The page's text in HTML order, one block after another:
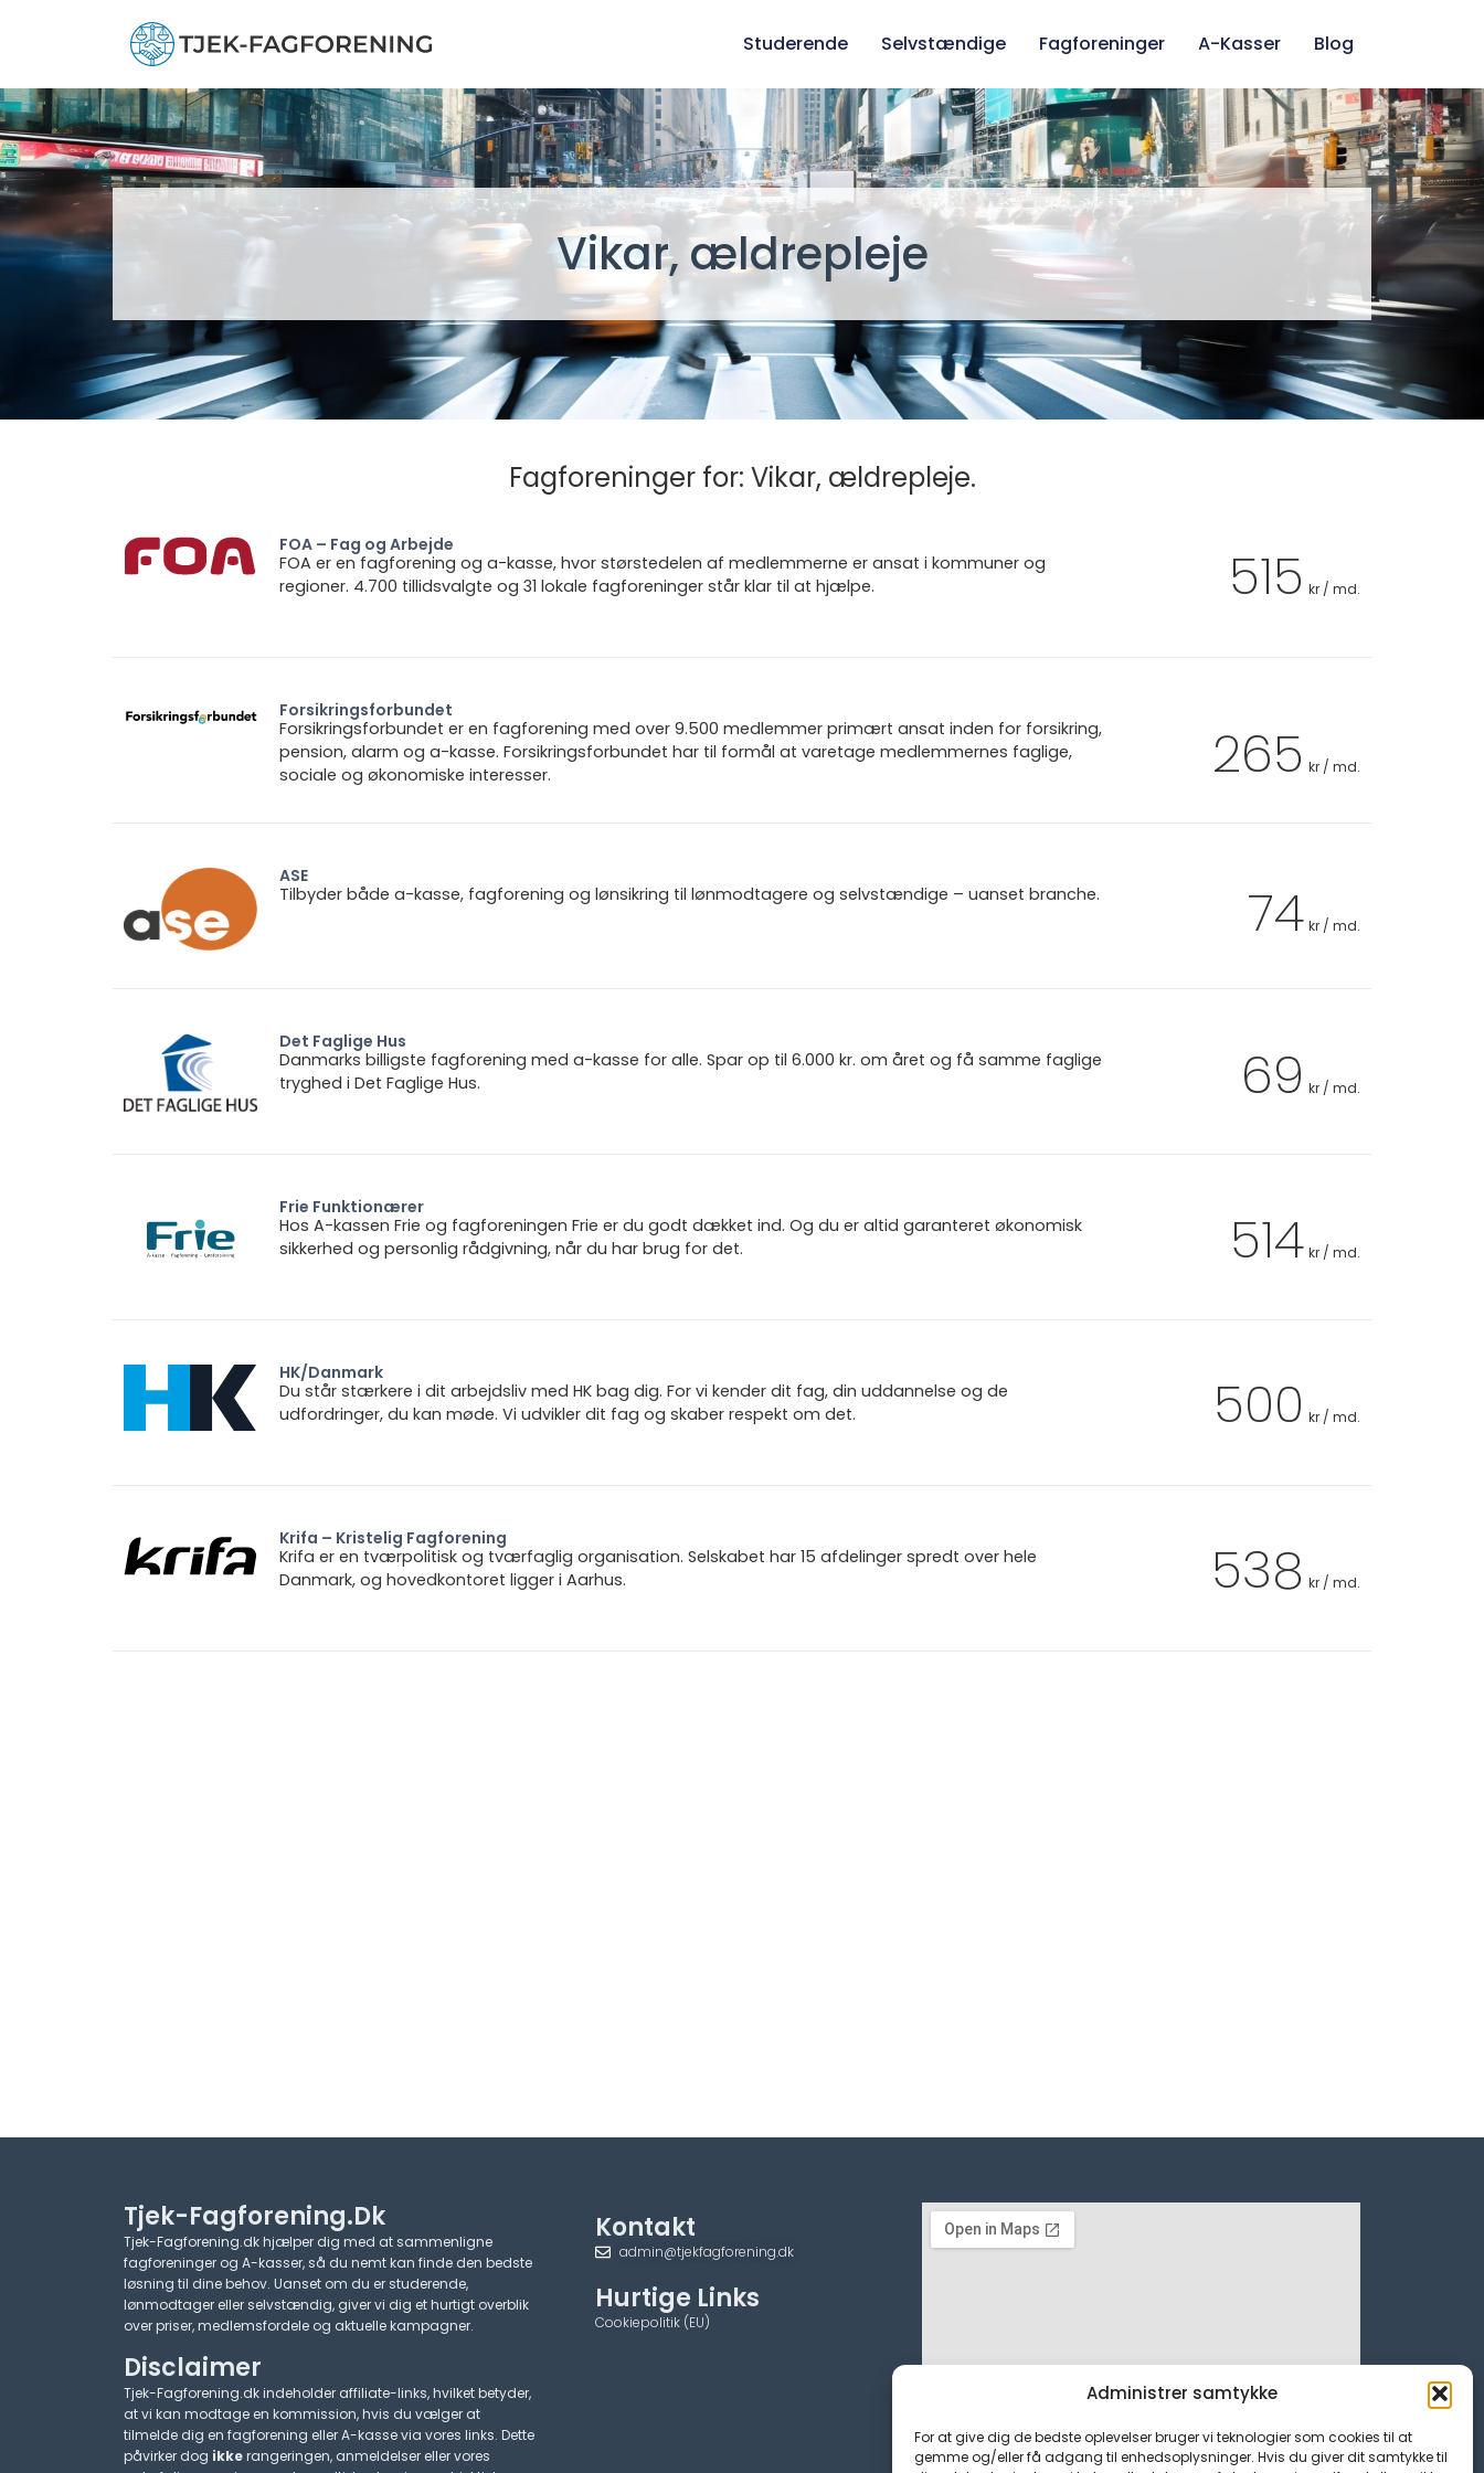
Administrer samtykke
For at give dig de bedste oplevelser bruger vi teknologier som cookies til at
gemme og/eller få adgang til enhedsoplysninger. Hvis du giver dit samtykke til
Studerende Selvstændige Fagforeninger A-Kasser Blog
Vikar, ældrepleje
Fagforeninger for: Vikar, ældrepleje.
FOA – Fag og Arbejde
FOA er en fagforening og a-kasse, hvor størstedelen af medlemmerne er ansat i kommuner og
regioner. 4.700 tillidsvalgte og 31 lokale fagforeninger står klar til at hjælpe.
515 kr / md.
Forsikringsforbundet
Forsikringsforbundet er en fagforening med over 9.500 medlemmer primært ansat inden for forsikring,
pension, alarm og a-kasse. Forsikringsforbundet har til formål at varetage medlemmernes faglige,
sociale og økonomiske interesser.
265 kr / md.
ASE
Tilbyder både a-kasse, fagforening og lønsikring til lønmodtagere og selvstændige – uanset branche.
74 kr / md.
Det Faglige Hus
Danmarks billigste fagforening med a-kasse for alle. Spar op til 6.000 kr. om året og få samme faglige
tryghed i Det Faglige Hus.
69 kr / md.
Frie Funktionærer
Hos A-kassen Frie og fagforeningen Frie er du godt dækket ind. Og du er altid garanteret økonomisk
sikkerhed og personlig rådgivning, når du har brug for det.
514 kr / md.
HK/Danmark
Du står stærkere i dit arbejdsliv med HK bag dig. For vi kender dit fag, din uddannelse og de
udfordringer, du kan møde. Vi udvikler dit fag og skaber respekt om det.
500 kr / md.
Krifa – Kristelig Fagforening
Krifa er en tværpolitisk og tværfaglig organisation. Selskabet har 15 afdelinger spredt over hele
Danmark, og hovedkontoret ligger i Aarhus.
538 kr / md.
Tjek-Fagforening.dk
Tjek-Fagforening.dk hjælper dig med at sammenligne
fagforeninger og A-kasser, så du nemt kan finde den bedste
løsning til dine behov. Uanset om du er studerende,
lønmodtager eller selvstændig, giver vi dig et hurtigt overblik
over priser, medlemsfordele og aktuelle kampagner.​
Disclaimer
Tjek-Fagforening.dk indeholder affiliate-links, hvilket betyder,
at vi kan modtage en kommission, hvis du vælger at
tilmelde dig en fagforening eller A-kasse via vores links. Dette
påvirker dog ikkerangeringen, anmeldelser eller vores
Kontakt
admin@tjekfagforening.dk
Hurtige Links
Cookiepolitik (EU)